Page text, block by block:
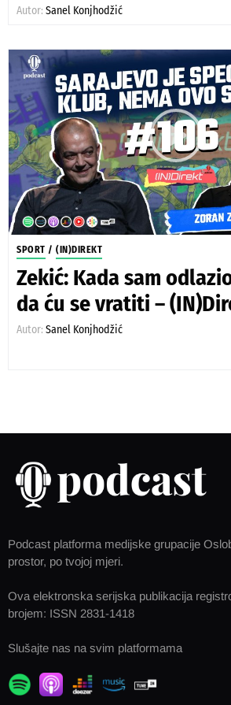
Autor: Sanel Konjhodžić
SPORT / (IN)DIREKT
Zekić: Kada sam
da ću se vratiti –
Autor: Sanel Konjhodžić
Podcast platforma medijske grupacije
prostor, po tvojoj mjeri.
Ova elektronska serijska publikacija
brojem: ISSN 2831-1418
Slušajte nas na svim platformama